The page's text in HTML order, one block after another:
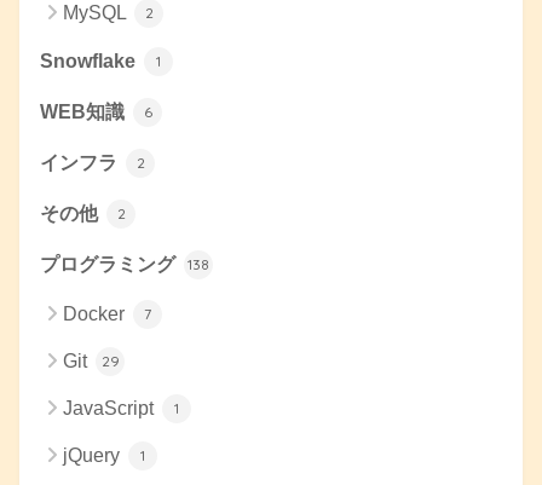
MySQL 2
Snowflake 1
WEB知識 6
インフラ 2
その他 2
プログラミング 138
Docker 7
Git 29
JavaScript 1
jQuery 1